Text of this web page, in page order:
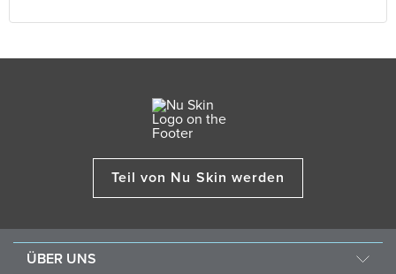
Teil von Nu Skin werden
ÜBER UNS